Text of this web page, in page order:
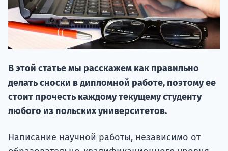
В этой статье мы расскажем как правильно
делать сноски в дипломной работе, поэтому ее
стоит прочесть каждому текущему студенту
любого из польских университетов.
Написание научной работы, независимо от
20.09